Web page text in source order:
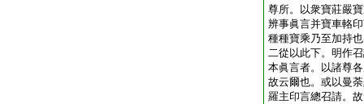
尊所。以衆寶莊嚴
辨事眞言并寶車輅
種種寶乘乃至加持也
二從以此下。明作
本眞言者。以諸尊
故云爾也。或以曼
羅主印言總召請。